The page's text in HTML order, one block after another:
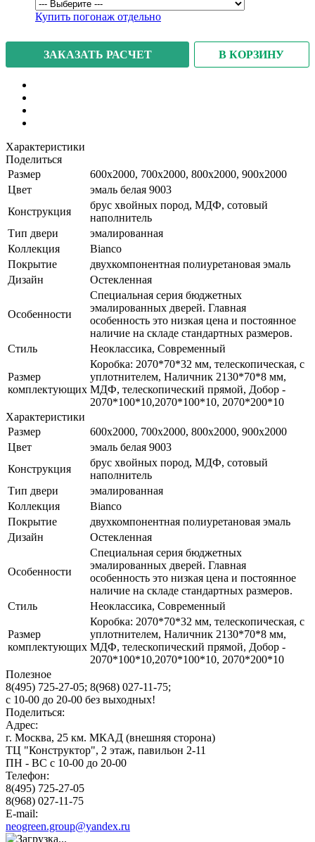
Купить погонаж отдельно
ЗАКАЗАТЬ РАСЧЕТ В КОРЗИНУ
Характеристики
Поделиться
Размер
600x2000, 700x2000, 800x2000, 900x2000
Цвет
эмаль белая 9003
Конструкция
брус хвойных пород, МДФ, сотовый
наполнитель
Тип двери
эмалированная
Коллекция
Bianco
Покрытие
двухкомпонентная полиуретановая эмаль
Дизайн
Остекленная
Особенности
Специальная серия бюджетных
эмалированных дверей. Главная
особенность это низкая цена и постоянное
наличие на складе стандартных размеров.
Стиль
Неоклассика, Современный
Размер
комплектующих
Коробка: 2070*70*32 мм, телескопическая, с
уплотнителем, Наличник 2130*70*8 мм,
МДФ, телескопический прямой, Добор -
2070*100*10,2070*100*10, 2070*200*10
Характеристики
Размер
600x2000, 700x2000, 800x2000, 900x2000
Цвет
эмаль белая 9003
Конструкция
брус хвойных пород, МДФ, сотовый
наполнитель
Тип двери
эмалированная
Коллекция
Bianco
Покрытие
двухкомпонентная полиуретановая эмаль
Дизайн
Остекленная
Особенности
Специальная серия бюджетных
эмалированных дверей. Главная
особенность это низкая цена и постоянное
наличие на складе стандартных размеров.
Стиль
Неоклассика, Современный
Размер
комплектующих
Коробка: 2070*70*32 мм, телескопическая, с
уплотнителем, Наличник 2130*70*8 мм,
МДФ, телескопический прямой, Добор -
2070*100*10,2070*100*10, 2070*200*10
Полезное
8(495) 725-27-05; 8(968) 027-11-75;
с 10-00 до 20-00 без выходных!
Поделиться:
Адрес:
г. Москва, 25 км. МКАД (внешняя сторона)
ТЦ "Конструктор", 2 этаж, павильон 2-11
ПН - ВС с 10-00 до 20-00
Телефон:
8(495) 725-27-05
8(968) 027-11-75
E-mail:
neogreen.group@yandex.ru